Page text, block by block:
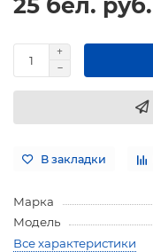
25 бел. руб.
В закладки
Марка
Модель
Все характеристики